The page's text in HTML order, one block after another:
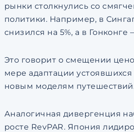
рынки столкнулись со
политики. Например, в
снизился на 5%, а в Гонконге
Это говорит о смещении
мере адаптации
новым моделям
Аналогичная дивергенция
росте RevPAR. Япония